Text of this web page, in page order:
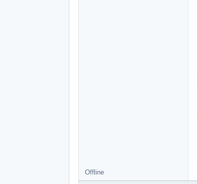
Offline